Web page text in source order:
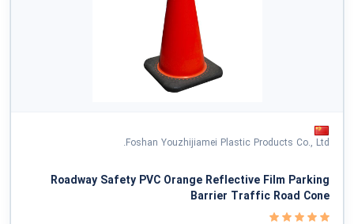
Foshan Youzhijiamei Plastic Products Co., Ltd.
Roadway Safety PVC Orange Reflective Film Parking
Barrier Traffic Road Cone